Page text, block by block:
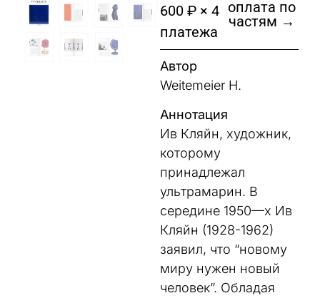
600 ₽ × 4
платежа
оплата по
частям →
Автор
Weitemeier H.
Аннотация
Ив Кляйн, художник,
которому
принадлежал
ультрамарин. В
середине 1950—х Ив
Кляйн (1928-1962)
заявил, что “новому
миру нужен новый
человек”. Обладая